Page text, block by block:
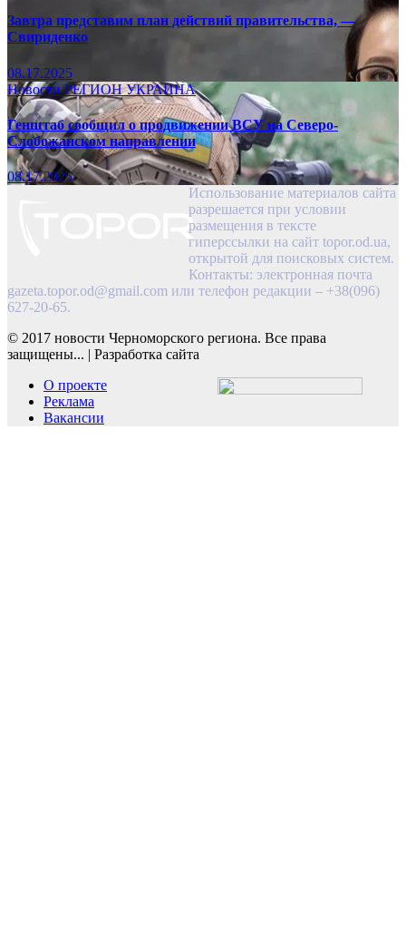
Завтра представим план действий правительства, —
Свириденко
08.17.2025
НовостиРЕГИОНУКРАИНА
Генштаб сообщил о продвижении ВСУ на Северо-
Слобожанском направлении
08.17.2025
Использование материалов сайта
разрешается при условии
размещения в тексте
гиперссылки на сайт topor.od.ua,
открытой для поисковых систем.
Контакты: электронная почта
gazeta.topor.od@gmail.com или телефон редакции – +38(096)
627-20-65.
© 2017 новости Черноморского региона. Все права
защищены... | Разработка сайта
О проекте
Реклама
Вакансии